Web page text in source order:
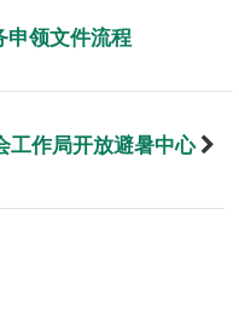
申领文件流程
工作局开放避暑中心